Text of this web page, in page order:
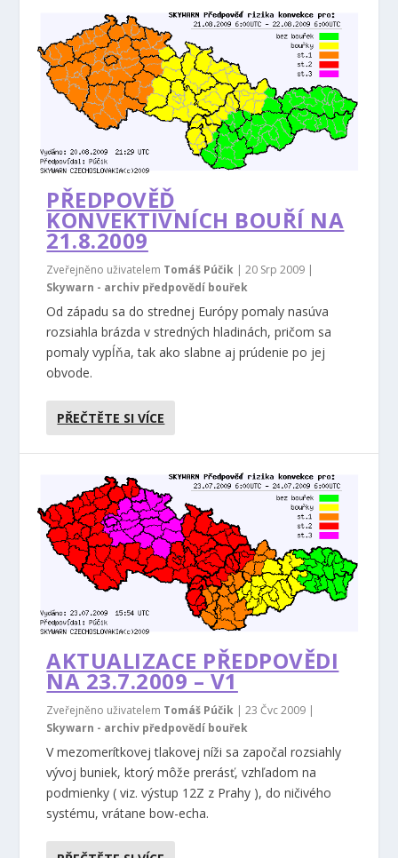
PŘEDPOVĚĎ
KONVEKTIVNÍCH BOUŘÍ NA
21.8.2009
Zveřejněno uživatelem Tomáš Púčik |20 Srp 2009 |
Skywarn - archiv předpovědí bouřek
Od západu sa do strednej Európy pomaly nasúva
rozsiahla brázda v stredných hladinách, pričom sa
pomaly vypĺňa, tak ako slabne aj prúdenie po jej
obvode.
PŘEČTĚTE SI VÍCE
AKTUALIZACE PŘEDPOVĚDI
NA 23.7.2009 – V1
Zveřejněno uživatelem Tomáš Púčik |23 Čvc 2009 |
Skywarn - archiv předpovědí bouřek
V mezomerítkovej tlakovej níži sa započal rozsiahly
vývoj buniek, ktorý môže prerásť, vzhľadom na
podmienky ( viz. výstup 12Z z Prahy ), do ničivého
systému, vrátane bow-echa.